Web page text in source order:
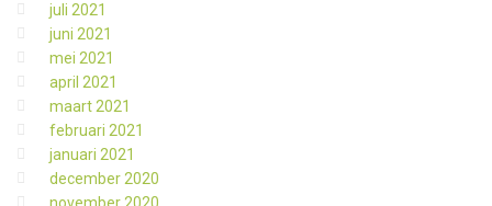
juli 2021
juni 2021
mei 2021
april 2021
maart 2021
februari 2021
januari 2021
december 2020